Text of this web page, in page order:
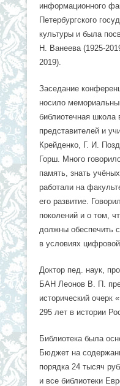
информационного
Петербургского
культуры и была
Н. Ванеева (1925-
2019).
Заседание
носило
библиотечная школа
представителей и
Крейденко, Г. И.
Горш. Много
память, знать
работали на
его развитие.
поколений и о том,
должны обеспечить
в условиях
Доктор пед. наук,
БАН Леонов В. П.
исторический очерк
295 лет в истории
Библиотека была
Бюджет на
порядка 24 тысяч
и все библиотеки